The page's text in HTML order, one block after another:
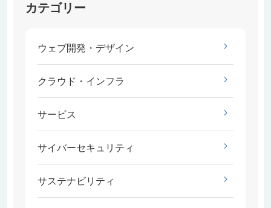
カテゴリー
ウェブ開発・デザイン
クラウド・インフラ
サービス
サイバーセキュリティ
サステナビリティ